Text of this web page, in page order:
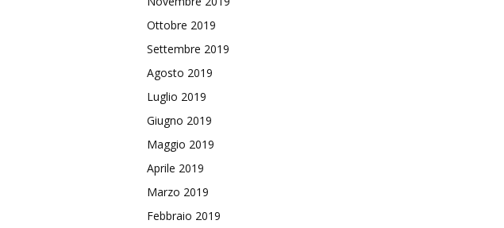
Ottobre 2019
Settembre 2019
Agosto 2019
Luglio 2019
Giugno 2019
Maggio 2019
Aprile 2019
Marzo 2019
Febbraio 2019